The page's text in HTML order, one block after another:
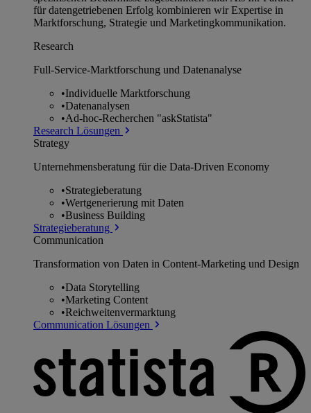
für datengetriebenen Erfolg kombinieren wir Expertise in
Marktforschung, Strategie und Marketingkommunikation.
Research
Full-Service-Marktforschung und Datenanalyse
•Individuelle Marktforschung
•Datenanalysen
•Ad-hoc-Recherchen "askStatista"
Research Lösungen
Strategy
Unternehmens­beratung für die Data-Driven Economy
•Strategieberatung
•Wertgenerierung mit Daten
•Business Building
Strategieberatung
Communication
Transformation von Daten in Content-Marketing und Design
•Data Storytelling
•Marketing Content
•Reichweitenvermarktung
Communication Lösungen